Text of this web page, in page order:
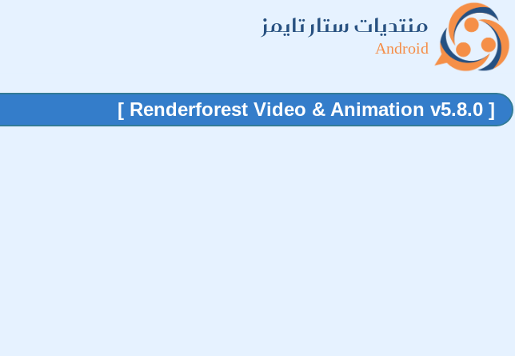
منتديات ستار تايمز
Android
[ Renderforest Video & Animation v5.8.0 ]